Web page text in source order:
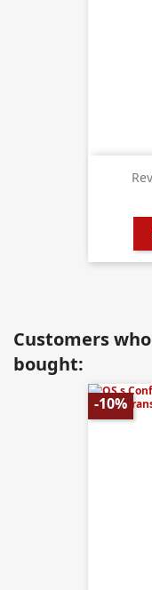
Customers
bought:
-10%